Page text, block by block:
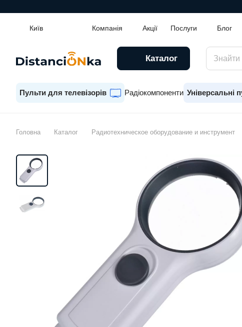
Київ Компанія Акції Послуги Блог
Каталог
Пульти для телевізорів Радіокомпоненти Універсальні
Головна Каталог Радиотехническое оборудование и инструмент